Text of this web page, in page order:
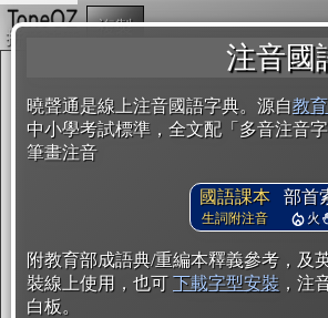
注音國
曉聲通是線上注音國語字典。源自教
中小學考試標準，全文配「多音注音
筆畫注音
國語課本
生詞附注音
部首
火
附教育部成語典/重編本釋義參考，及
裝線上使用，也可 下載字型安裝 ，注
白板。
複製